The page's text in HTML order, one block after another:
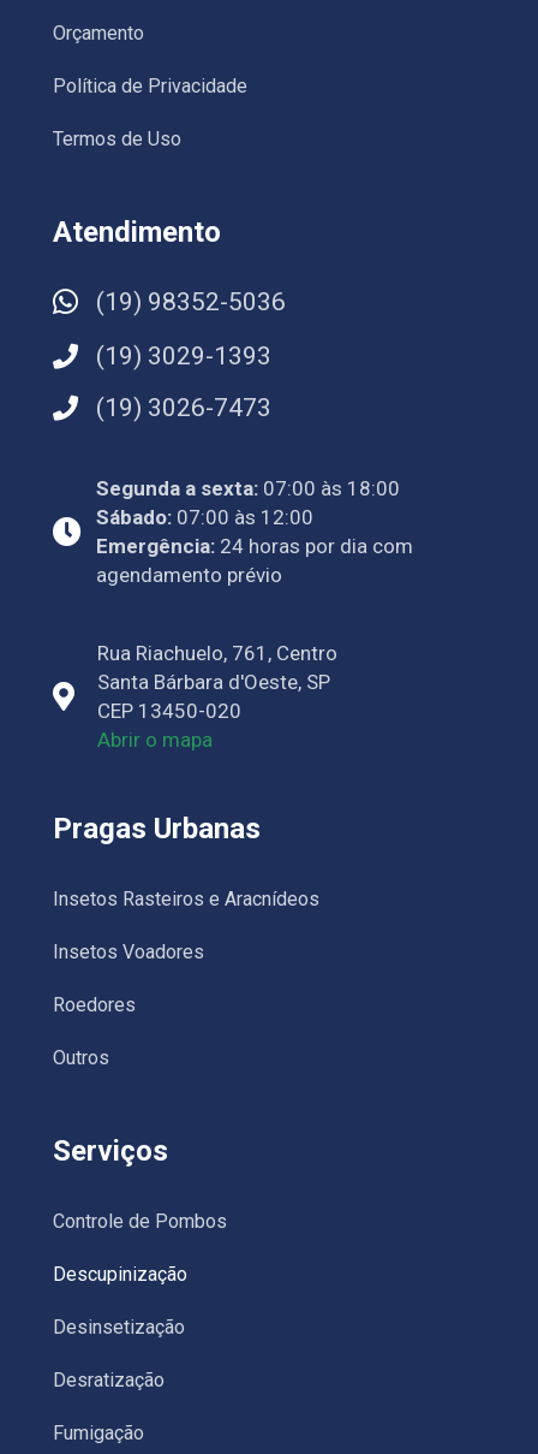
Orçamento
Política de Privacidade
Termos de Uso
Atendimento
(19) 98352-5036
(19) 3029-1393
(19) 3026-7473
Segunda a sexta: 07:00 às 18:00
Sábado: 07:00 às 12:00
Emergência: 24 horas por dia com
agendamento prévio
Rua Riachuelo, 761, Centro
Santa Bárbara d'Oeste, SP
CEP 13450-020
Abrir o mapa
Pragas Urbanas
Insetos Rasteiros e Aracnídeos
Insetos Voadores
Roedores
Outros
Serviços
Controle de Pombos
Descupinização
Desinsetização
Desratização
Fumigação